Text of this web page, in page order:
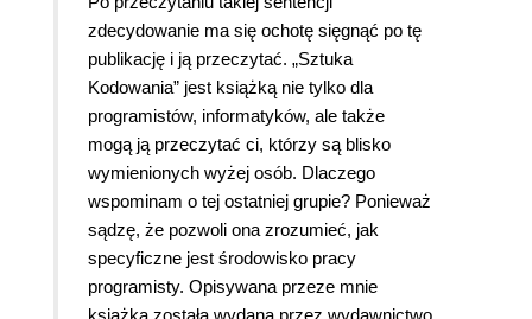
zdecydowanie ma się ochotę sięgnąć po tę
publikację i ją przeczytać. „Sztuka
Kodowania” jest książką nie tylko dla
programistów, informatyków, ale także
mogą ją przeczytać ci, którzy są blisko
wymienionych wyżej osób. Dlaczego
wspominam o tej ostatniej grupie? Ponieważ
sądzę, że pozwoli ona zrozumieć, jak
specyficzne jest środowisko pracy
programisty. Opisywana przeze mnie